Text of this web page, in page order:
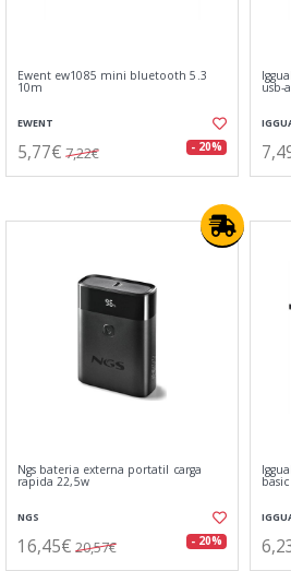
Ewent ew1085 mini bluetooth 5.3
10m
EWENT
5,77€ 7,22€ - 20%
usb-
Ngs bateria externa portatil carga
rapida 22,5w
NGS
16,45€ 20,57€ - 20%